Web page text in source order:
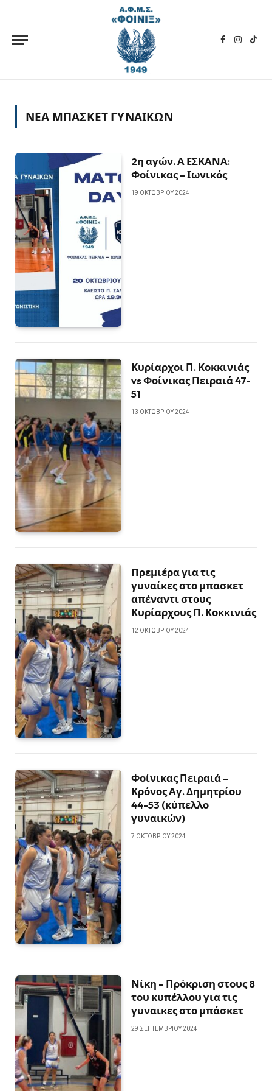
Facebook
ΝΕΑ ΜΠΑΣΚΕΤ ΓΥΝΑΙΚΩΝ
2η αγών. Α ΕΣΚΑΝΑ:
Φοίνικας – Ιωνικός
19 ΟΚΤΩΒΡΊΟΥ 2024
Κυρίαρχοι Π. Κοκκινιάς
vs Φοίνικας Πειραιά 47-
51
13 ΟΚΤΩΒΡΊΟΥ 2024
Πρεμιέρα για τις
γυναίκες στο μπασκετ
απέναντι στους
Κυρίαρχους Π. Κοκκινιάς
12 ΟΚΤΩΒΡΊΟΥ 2024
Φοίνικας Πειραιά –
Κρόνος Αγ. Δημητρίου
44-53 (κύπελλο
γυναικών)
7 ΟΚΤΩΒΡΊΟΥ 2024
Νίκη – Πρόκριση στους 8
του κυπέλλου για τις
γυναικες στο μπάσκετ
29 ΣΕΠΤΕΜΒΡΊΟΥ 2024